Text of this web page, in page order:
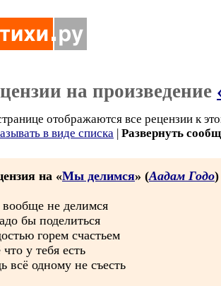
на произведение
отображаются все рецензии к
в виде списка | Развернуть
на «Мы делимся» (Аадам Годо)
не делимся
бы поделиться
горем счастьем
что у тебя есть
всё одному не съесть